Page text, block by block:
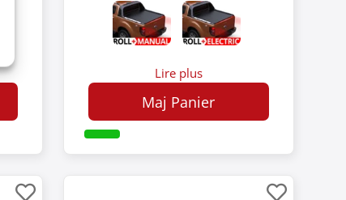
Lire plus
Maj Panier